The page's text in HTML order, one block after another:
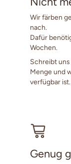
Wir färben
nach.
Dafür
Wochen.
Schreibt
Menge und
verfügbar ist.
Genug